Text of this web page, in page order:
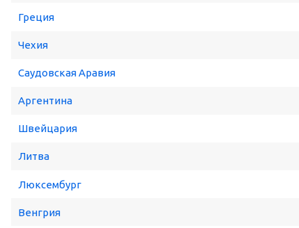
Греция
Чехия
Саудовская Аравия
Аргентина
Швейцария
Литва
Люксембург
Венгрия